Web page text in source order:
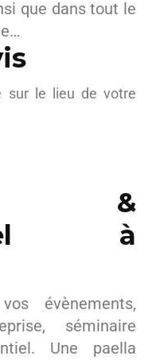
que dans tout le
sur le lieu de votre
&
à
évènements,
séminaire
Une paella